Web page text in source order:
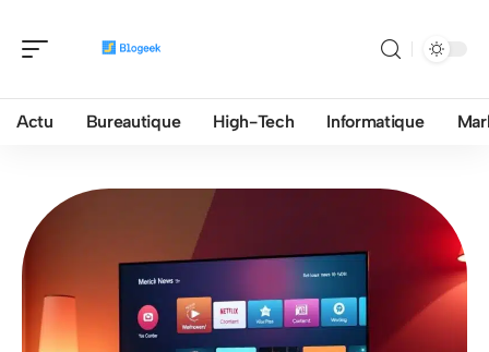
Actu Bureautique High-Tech Informatique